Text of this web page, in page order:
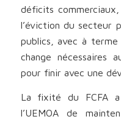
déficits
l’éviction du secteur
publics, avec à terme
change nécessaires
pour finir avec une
La fixité du FCFA
l’UEMOA de